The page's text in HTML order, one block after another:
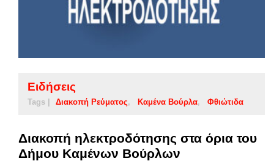
Ειδήσεις
Tags | Διακοπή Ρεύματος Καμένα Βούρλα Φθιώτιδα
Διακοπή ηλεκτροδότησης στα όρια του
Δήμου Καμένων Βούρλων